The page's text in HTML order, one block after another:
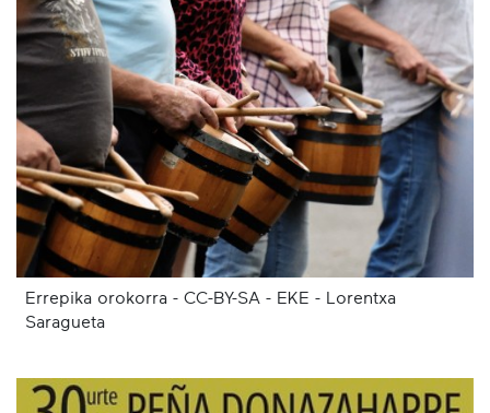
Errepika orokorra - CC-BY-SA - EKE - Lorentxa
Saragueta